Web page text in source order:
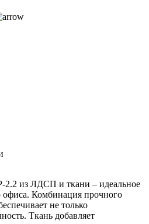
из ЛДСП и ткани – идеальное
офиса. Комбинация прочного
не только
Ткань добавляет